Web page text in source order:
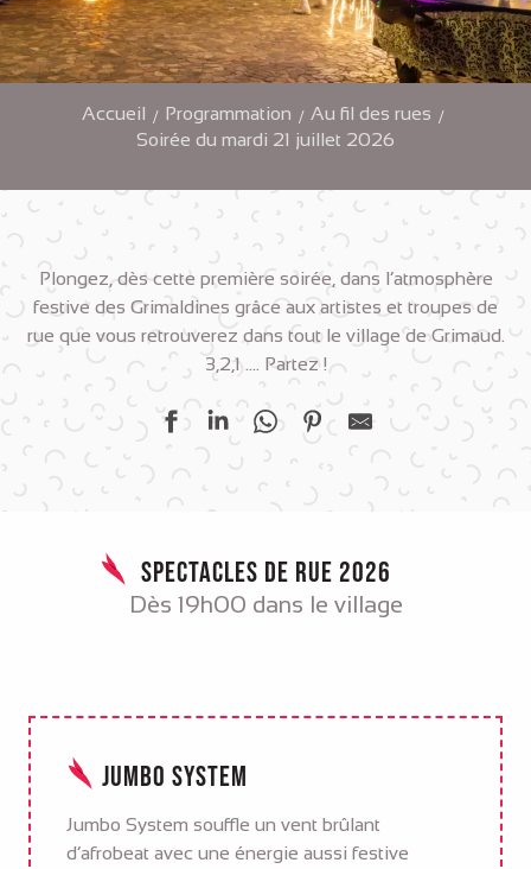
Accueil Programmation
Au fil des rues
Soirée du mardi 21 juillet 2026
Plongez, dès cette première soirée, dans l’atmosphère
festive des Grimaldines grâce aux artistes et troupes de
rue que vous retrouverez dans tout le village de Grimaud.
3,2,1 …. Partez !
Spectacles de rue 2026
Dès 19h00 dans le village
Jumbo System
Jumbo System souffle un vent brûlant
d’afrobeat avec une énergie aussi festive